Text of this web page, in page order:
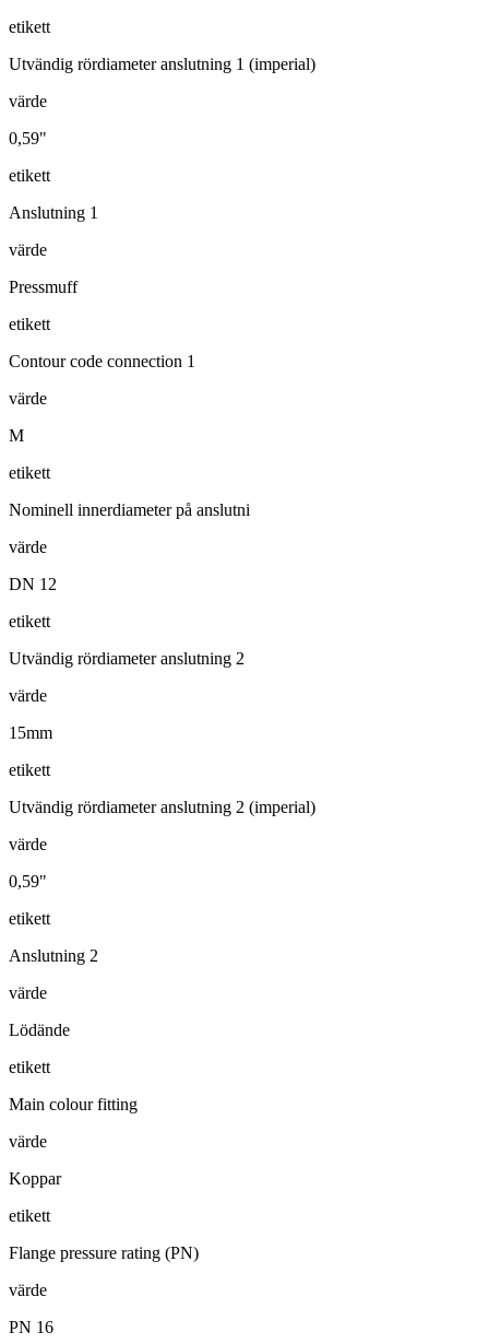
etikett
Utvändig rördiameter anslutning 1 (imperial)
värde
0,59"
etikett
Anslutning 1
värde
Pressmuff
etikett
Contour code connection 1
värde
M
etikett
Nominell innerdiameter på anslutni
värde
DN 12
etikett
Utvändig rördiameter anslutning 2
värde
15mm
etikett
Utvändig rördiameter anslutning 2 (imperial)
värde
0,59"
etikett
Anslutning 2
värde
Lödände
etikett
Main colour fitting
värde
Koppar
etikett
Flange pressure rating (PN)
värde
PN 16